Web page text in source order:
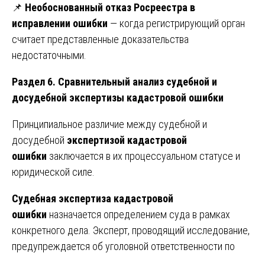
📌 Необоснованный отказ Росреестра в
исправлении ошибки — когда регистрирующий орган
считает представленные доказательства
недостаточными.
Раздел 6. Сравнительный анализ судебной и
досудебной экспертизы кадастровой ошибки
Принципиальное различие между судебной и
досудебной экспертизой кадастровой
ошибки заключается в их процессуальном статусе и
юридической силе.
Судебная экспертиза кадастровой
ошибки назначается определением суда в рамках
конкретного дела. Эксперт, проводящий исследование,
предупреждается об уголовной ответственности по